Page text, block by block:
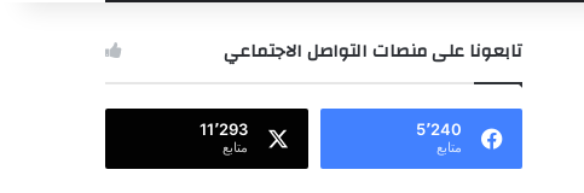
عن
تابعونا على منصات التواصل الاجتماعي
5٬240
متابع
11٬293
متابع